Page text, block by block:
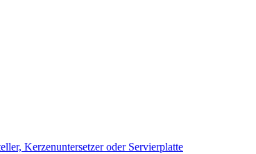
Kerzenuntersetzer oder Servierplatte